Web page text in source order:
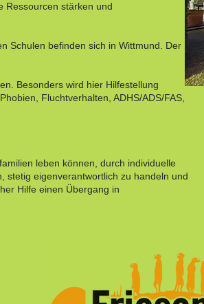
Ressourcen stärken und
Schulen befinden sich in Wittmund. Der
Besonders wird hier Hilfestellung
Fluchtverhalten, ADHS/ADS/FAS,
leben können, durch individuelle
stetig eigenverantwortlich zu handeln und
Hilfe einen Übergang in